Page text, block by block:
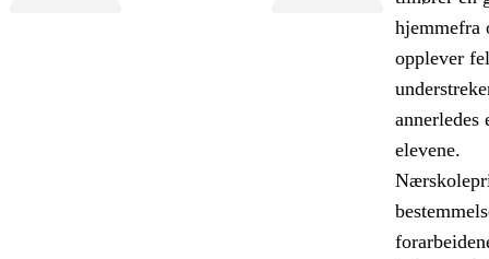
hjemmefra
opplever
elevene.